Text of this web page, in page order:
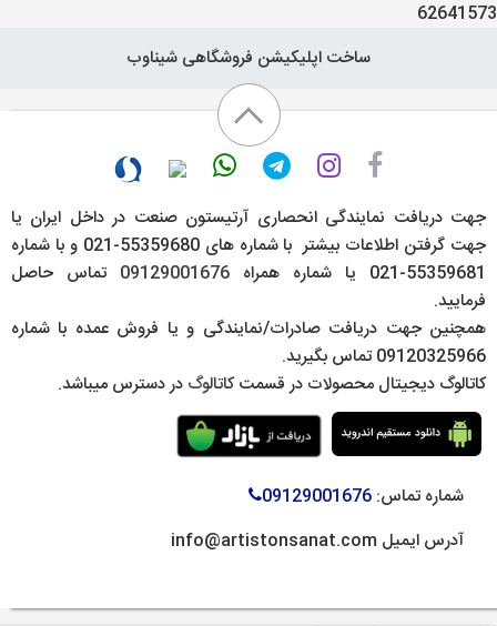
62641573
جهت دریافت نمایندگی انحصاری آرتیستون صنعت در داخل ایران یا
جهت گرفتن اطلاعات بیشتر با شماره های 55359680-021 و با شماره
55359681-021 یا شماره همراه
09129001676 تماس حاصل
فرمایید.
همچنین جهت دریافت صادرات/نمایندگی و یا فروش عمده با شماره
09120325966 تماس بگیرید.
کاتالوگ دیجیتال محصولات در قسمتکاتالوگ در دسترس میباشد.
شماره تماس: 09129001676
آدرس ایمیل info@artistonsanat.com
ساخت اپلیکیشن فروشگاهی شیناوب